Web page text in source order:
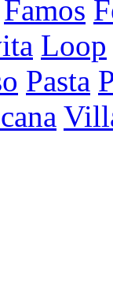
Famos
Loop
Pasta